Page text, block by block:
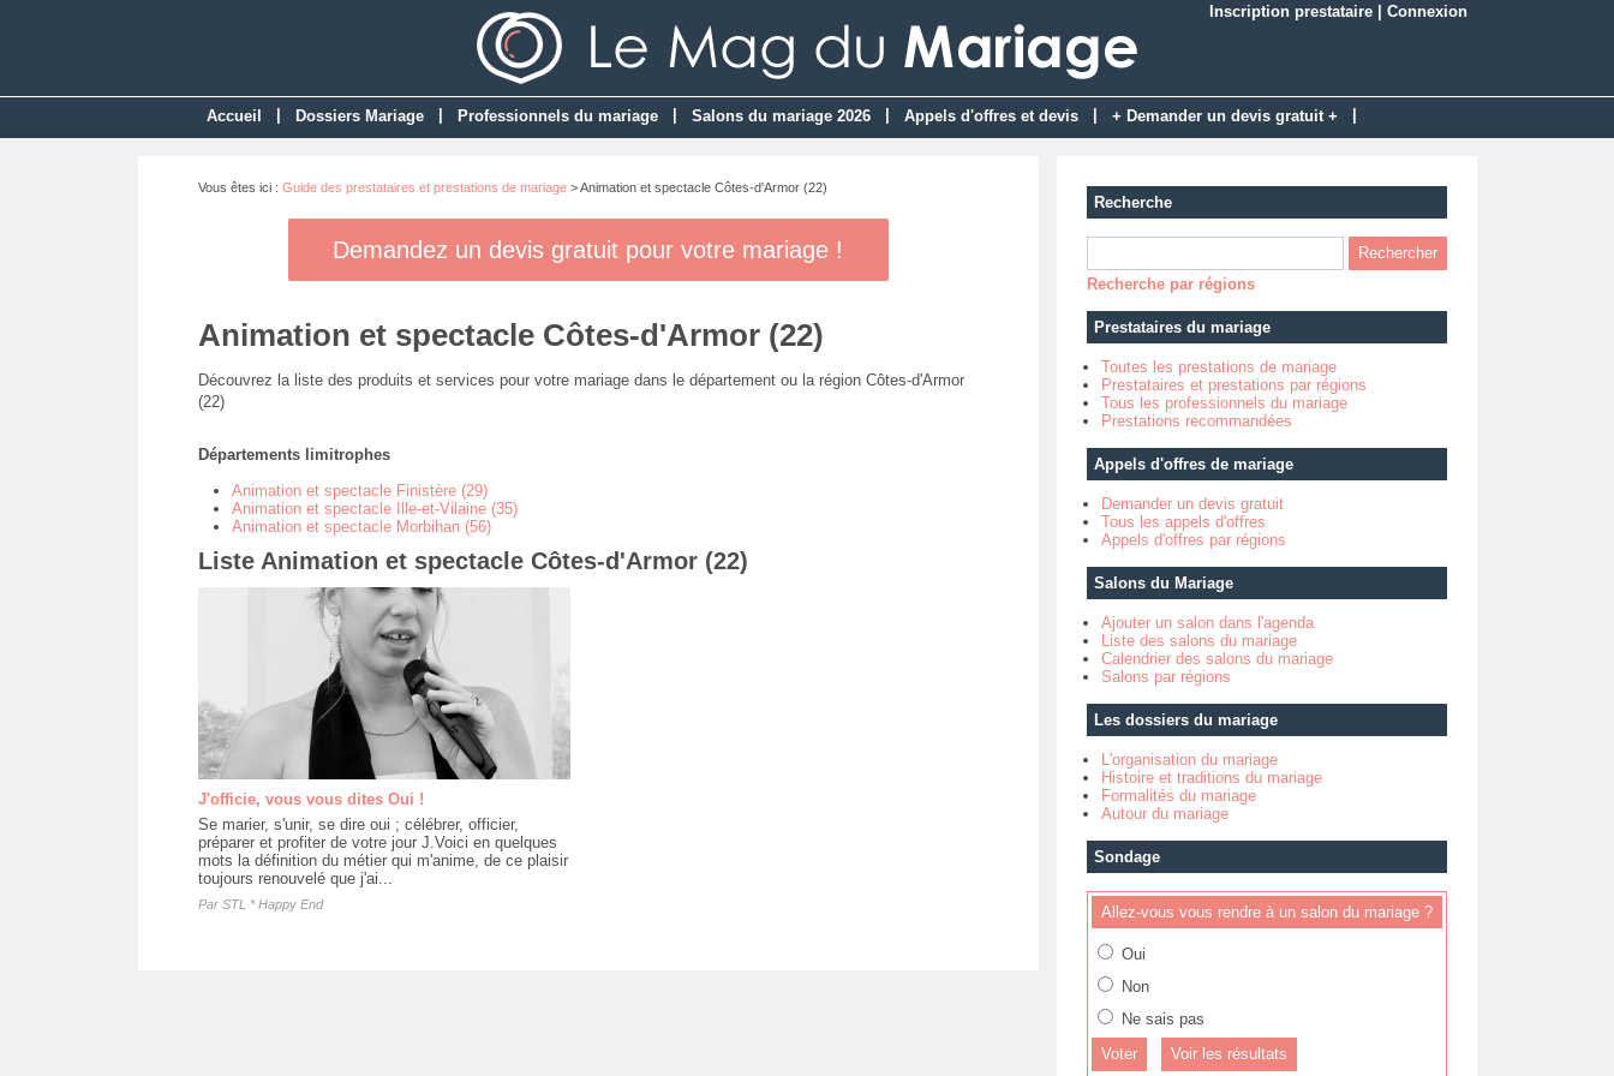
Inscription prestataire Connexion
Accueil Dossiers Mariage Professionnels du mariage Salons du mariage 2026 Appels d'offres et devis + Demander un devis gratuit +
Vous êtes ici : Guide des prestataires et prestations de mariage> Animation et spectacle Côtes-d'Armor (22)
Demandez un devis gratuit pour votre mariage !
Animation et spectacle Côtes-d'Armor (22)
Découvrez la liste des produits et services pour votre mariage dans le département ou la région Côtes-d'Armor
(22)
Départements limitrophes
Animation et spectacle Finistère (29)
Animation et spectacle Ille-et-Vilaine (35)
Animation et spectacle Morbihan (56)
Liste Animation et spectacle Côtes-d'Armor (22)
J'officie, vous vous dites Oui !
Se marier, s'unir, se dire oui ; célébrer, officier,
préparer et profiter de votre jour J.Voici en quelques
mots la définition du métier qui m'anime, de ce plaisir
toujours renouvelé que j'ai...
Par STL * Happy End
Recherche
Recherche par régions
Prestataires du mariage
Toutes les prestations de mariage
Prestataires et prestations par régions
Tous les professionnels du mariage
Prestations recommandées
Appels d'offres de mariage
Demander un devis gratuit
Tous les appels d'offres
Appels d'offres par régions
Salons du Mariage
Ajouter un salon dans l'agenda
Liste des salons du mariage
Calendrier des salons du mariage
Salons par régions
Les dossiers du mariage
L'organisation du mariage
Histoire et traditions du mariage
Formalités du mariage
Autour du mariage
Sondage
Allez-vous vous rendre à un salon du mariage ?
Oui
Non
Ne sais pas
Voir les résultats